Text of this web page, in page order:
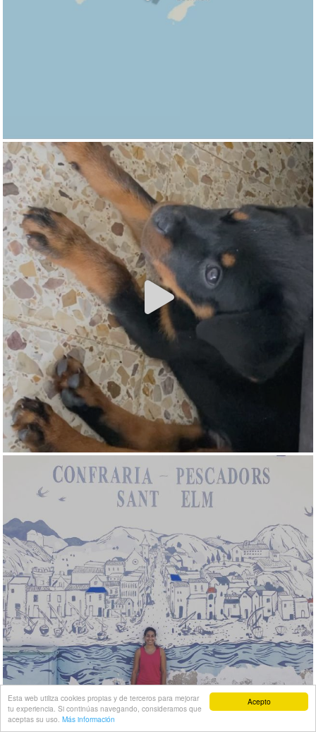
Acepto
Esta web utiliza cookies propias y de terceros para mejorar
tu experiencia. Si continúas navegando, consideramos que
aceptas su uso. Más información